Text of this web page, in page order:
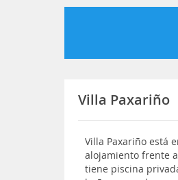
Villa Paxariño
Villa Paxariño está
alojamiento frente
tiene piscina